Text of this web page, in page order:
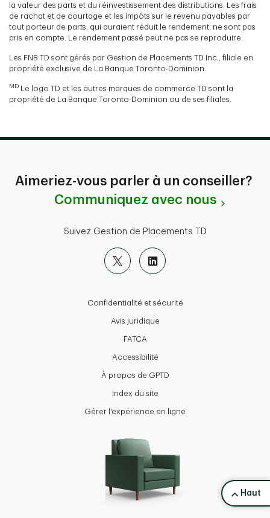
la valeur des parts et du réinvestissement des distributions. Les frais
de rachat et de courtage et les impôts sur le revenu payables par
tout porteur de parts, qui auraient réduit le rendement, ne sont pas
pris en compte. Le rendement passé peut ne pas se reproduire.
Les FNB TD sont gérés par Gestion de Placements TD Inc., filiale en
propriété exclusive de La Banque Toronto-Dominion.
MD Le logo TD et les autres marques de commerce TD sont la
propriété de La Banque Toronto-Dominion ou de ses filiales.
Aimeriez-vous parler à un conseiller?
Communiquez avec nous
Suivez Gestion de Placements TD
Confidentialité et sécurité
Avis juridique
FATCA
Accessibilité
À propos de GPTD
Index du site
Gérer l'expérience en ligne
back to
Haut